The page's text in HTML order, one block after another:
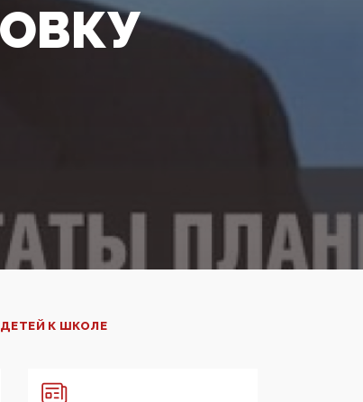
К ШКОЛЕ